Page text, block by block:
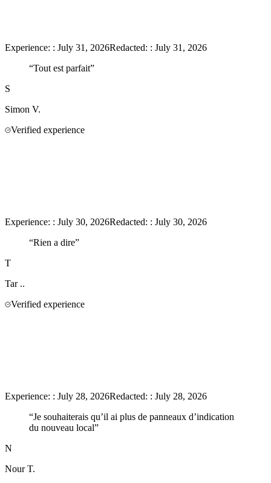
Experience: : July 31, 2026Redacted: : July 31, 2026
“Tout est parfait”
S
Simon V.
Verified experience
Experience: : July 30, 2026Redacted: : July 30, 2026
“Rien a dire”
T
Tar ..
Verified experience
Experience: : July 28, 2026Redacted: : July 28, 2026
“Je souhaiterais qu’il ai plus de panneaux d’indication
du nouveau local”
N
Nour T.